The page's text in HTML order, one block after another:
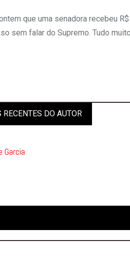
que uma senadora recebeu
sem falar do Supremo. Tudo
RECENTES DO AUTOR
Garcia